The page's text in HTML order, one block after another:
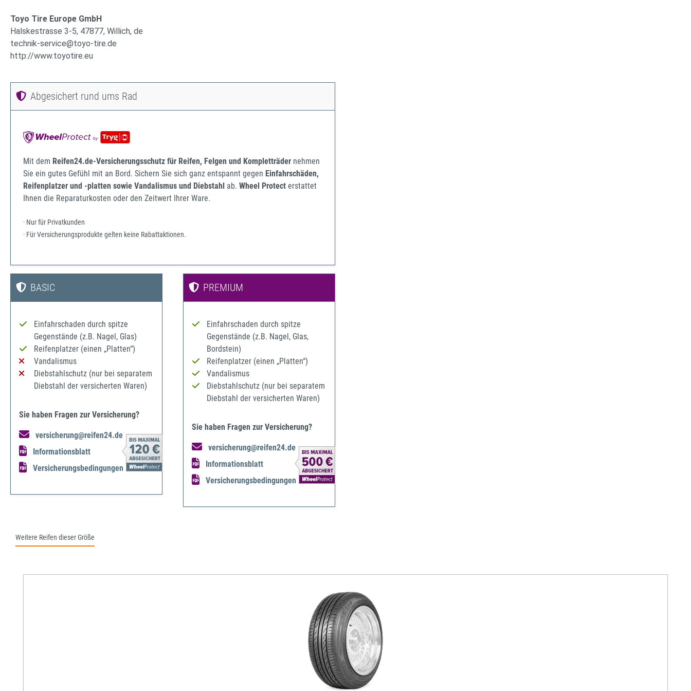
Toyo Tire Europe GmbH
Halskestrasse 3-5, 47877, Willich, de
technik-service@toyo-tire.de
http://www.toyotire.eu
Abgesichert rund ums Rad
Mit dem Reifen24.de-Versicherungsschutz für Reifen, Felgen und Kompletträder nehmen
Sie ein gutes Gefühl mit an Bord. Sichern Sie sich ganz entspannt gegen Einfahrschäden,
Reifenplatzer und -platten sowie Vandalismus und Diebstahl ab. Wheel Protect erstattet
Ihnen die Reparaturkosten oder den Zeitwert Ihrer Ware.
· Nur für Privatkunden
· Für Versicherungsprodukte gelten keine Rabattaktionen.
BASIC
Einfahrschaden durch spitze
Gegenstände (z.B. Nagel, Glas)
Reifenplatzer (einen „Platten“)
Vandalismus
Diebstahlschutz (nur bei separatem
Diebstahl der versicherten Waren)
Sie haben Fragen zur Versicherung?
versicherung@reifen24.de
Informationsblatt
Versicherungsbedingungen
PREMIUM
Einfahrschaden durch spitze
Gegenstände (z.B. Nagel, Glas,
Bordstein)
Reifenplatzer (einen „Platten“)
Vandalismus
Diebstahlschutz (nur bei separatem
Diebstahl der versicherten Waren)
Sie haben Fragen zur Versicherung?
versicherung@reifen24.de
Informationsblatt
Versicherungsbedingungen
Weitere Reifen dieser Größe